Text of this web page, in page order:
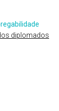
diplomados